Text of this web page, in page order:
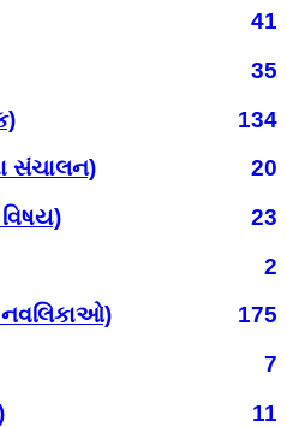
41
35
134
સંચાલન)
20
23
2
175
7
11